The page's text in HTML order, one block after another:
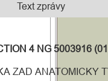
Text zprávy
4 NG 5003916
ZAD ANATOMICKY